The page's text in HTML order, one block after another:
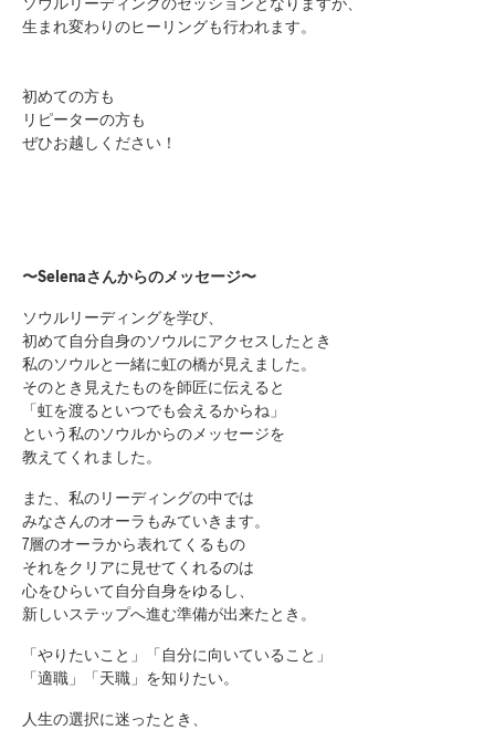
生まれ変わりのヒーリングも行われます。
初めての方も
リピーターの方も
ぜひお越しください！
〜Selenaさんからのメッセージ〜
ソウルリーディングを学び、
初めて自分自身のソウルにアクセスしたとき
私のソウルと一緒に虹の橋が見えました。
そのとき見えたものを師匠に伝えると
「虹を渡るといつでも会えるからね」
という私のソウルからのメッセージを
教えてくれました。
また、私のリーディングの中では
みなさんのオーラもみていきます。
7層のオーラから表れてくるもの
それをクリアに見せてくれるのは
心をひらいて自分自身をゆるし、
新しいステップへ進む準備が出来たとき。
「やりたいこと」「自分に向いていること」
「適職」「天職」を知りたい。
人生の選択に迷ったとき、